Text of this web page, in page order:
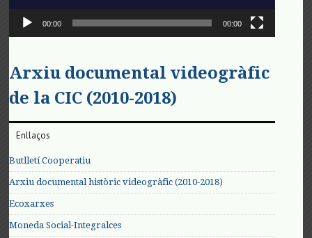
00:00 00:00
Arxiu documental videogràfic
de la CIC (2010-2018)
Enllaços
Butlletí Cooperatiu
Arxiu documental històric videogràfic (2010-2018)
Ecoxarxes
Moneda Social-Integralces